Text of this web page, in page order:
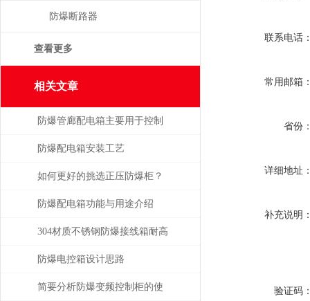
联系电话
常用邮箱
省份
详细地址
补充说明
验证码
防爆断路器
查看更多
相关文章
防爆管廊配电箱主要用于控制
和分配管廊内的电力资源
防爆配电箱安装工艺
如何更好的挑选正压防爆柜？
防爆配电箱功能与用途介绍
304材质不锈钢防爆接线箱耐高
温多少
防爆电控箱设计思路
简要分析防爆变频控制柜的使